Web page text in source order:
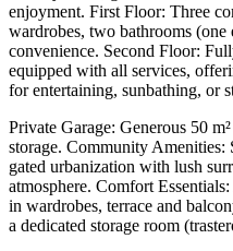
enjoyment. First Floor: Three
wardrobes, two bathrooms
convenience. Second Floor:
equipped with all services,
for entertaining, sunbathing, or
Private Garage: Generous 50
storage. Community
gated urbanization with lush
atmosphere. Comfort
in wardrobes, terrace and
a dedicated storage room